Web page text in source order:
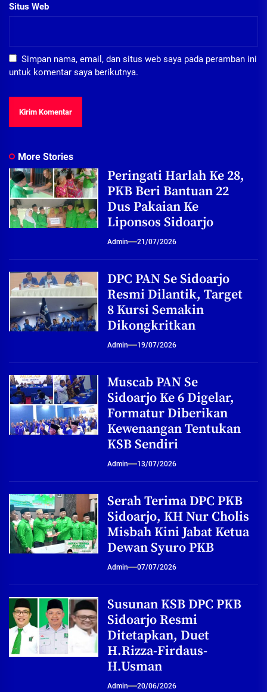
Situs Web
Simpan nama, email, dan situs web saya pada peramban ini
untuk komentar saya berikutnya.
More Stories
Peringati Harlah Ke 28,
PKB Beri Bantuan 22
Dus Pakaian Ke
Liponsos Sidoarjo
Admin 21/07/2026
DPC PAN Se Sidoarjo
Resmi Dilantik, Target
8 Kursi Semakin
Dikongkritkan
Admin 19/07/2026
Muscab PAN Se
Sidoarjo Ke 6 Digelar,
Formatur Diberikan
Kewenangan Tentukan
KSB Sendiri
Admin 13/07/2026
Serah Terima DPC PKB
Sidoarjo, KH Nur Cholis
Misbah Kini Jabat Ketua
Dewan Syuro PKB
Admin 07/07/2026
Susunan KSB DPC PKB
Sidoarjo Resmi
Ditetapkan, Duet
H.Rizza-Firdaus-
H.Usman
Admin 20/06/2026